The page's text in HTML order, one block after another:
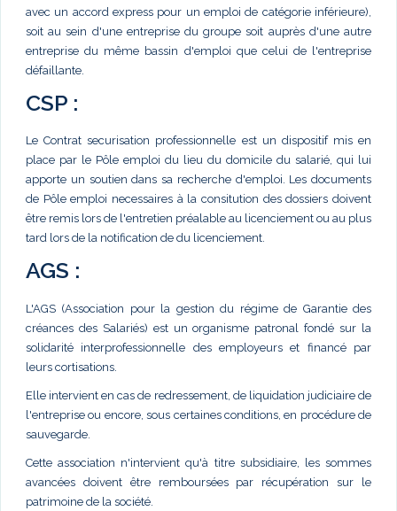
avec un accord express pour un emploi de catégorie inférieure),
soit au sein d'une entreprise du groupe soit auprès d'une autre
entreprise du même bassin d'emploi que celui de l'entreprise
défaillante.
CSP :
Le Contrat securisation professionnelle est un dispositif mis en
place par le Pôle emploi du lieu du domicile du salarié, qui lui
apporte un soutien dans sa recherche d'emploi. Les documents
de Pôle emploi necessaires à la consitution des dossiers doivent
être remis lors de l'entretien préalable au licenciement ou au plus
tard lors de la notification de du licenciement.
AGS :
L'AGS (Association pour la gestion du régime de Garantie des
créances des Salariés) est un organisme patronal fondé sur la
solidarité interprofessionnelle des employeurs et financé par
leurs cortisations.
Elle intervient en cas de redressement, de liquidation judiciaire de
l'entreprise ou encore, sous certaines conditions, en procédure de
sauvegarde.
Cette association n'intervient qu'à titre subsidiaire, les sommes
avancées doivent être remboursées par récupération sur le
patrimoine de la société.